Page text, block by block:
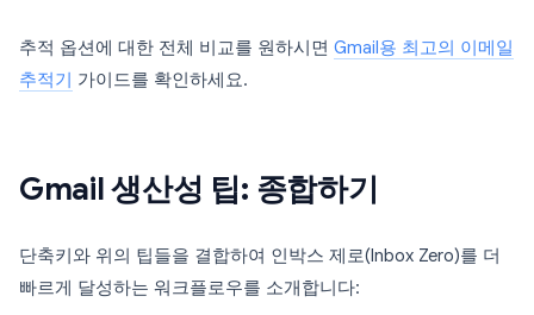
추적 옵션에 대한 전체 비교를 원하시면 Gmail용 최고의 이메일
추적기
가이드를 확인하세요.
Gmail 생산성 팁: 종합하기
단축키와 위의 팁들을 결합하여 인박스 제로(Inbox Zero)를 더
빠르게 달성하는 워크플로우를 소개합니다: